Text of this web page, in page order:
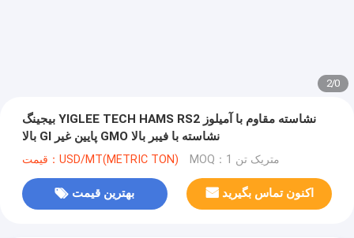
2/0
بیجینگ YIGLEE TECH HAMS RS2 نشاسته مقاوم با آمیلوز
بالا GI پایین غیر GMO نشاسته با فیبر بالا
قیمت：USD/MT(METRIC TON) MOQ：1 متریک تن
بهترین قیمت اکنون تماس بگیرید